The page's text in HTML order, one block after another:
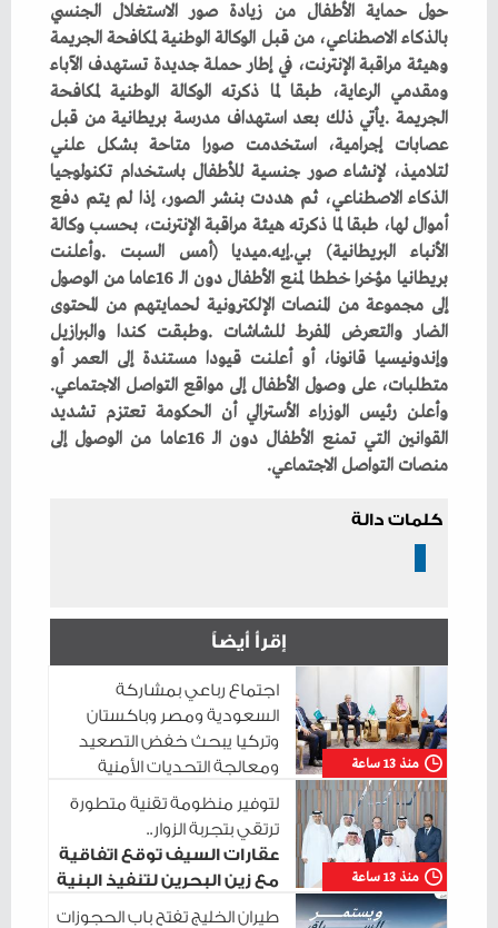
‬متطلبات،‭ ‬على‭ ‬وصول‭ ‬الأطفال‭ ‬إلى‭ ‬مواقع‭ ‬التواصل‭ ‬الاجتماعي‭.
‬منصات‭ ‬التواصل‭ ‬الاجتماعي‭.‬
كلمات دالة
إقرأ أيضاً
منذ 13 ساعة
اجتماع رباعي بمشاركة
السعودية ومصر وباكستان
وتركيا يبحث خفض التصعيد
ومعالجة التحديات الأمنية
الراهنة
منذ 13 ساعة
لتوفير منظومة تقنية متطورة
ترتقي بتجربة الزوار..
عقارات السيف توقع اتفاقية
مع زين البحرين لتنفيذ البنية
التحتية الرقمية
طيران الخليج تفتح باب الحجوزات